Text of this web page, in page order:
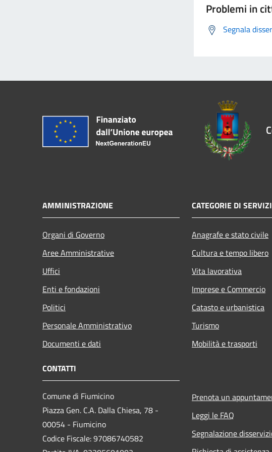
Problemi in
Segnala
AMMINISTRAZIONE
Organi di Governo
Aree Amministrative
Uffici
Enti e fondazioni
Politici
Personale Amministrativo
Documenti e dati
CATEGORIE DI
Anagrafe e stato civile
Cultura e tempo libero
Vita lavorativa
Imprese e Commercio
Catasto e urbanistica
Turismo
Mobilità e trasporti
CONTATTI
Comune di Fiumicino
Piazza Gen. C.A. Dalla Chiesa, 78 -
00054 - Fiumicino
Codice Fiscale: 97086740582
Prenota un
Leggi le FAQ
Segnalazione